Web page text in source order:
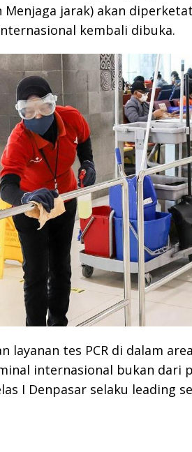
Menjaga jarak) akan
kembali dibuka.
layanan tes PCR di dalam
internasional bukan dari
I Denpasar selaku leading